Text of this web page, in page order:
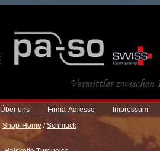
Über uns Firma-Adresse
Impressum
Shop-Home /Schmuck